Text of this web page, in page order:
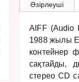
Әзірлеуші
AIFF (Audio
1988 жылы
контейнер
сақтайды,
стерео CD